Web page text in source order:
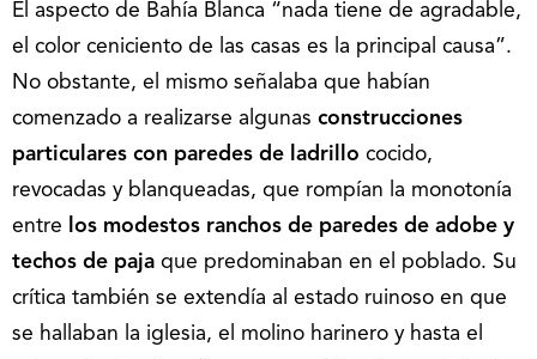
El aspecto de Bahía Blanca “nada tiene de agradable,
el color ceniciento de las casas es la principal causa”.
No obstante, el mismo señalaba que habían
comenzado a realizarse algunas construcciones
particulares con paredes de ladrillo cocido,
revocadas y blanqueadas, que rompían la monotonía
entre
los modestos ranchos de paredes de adobe y
techos de paja que predominaban en el poblado. Su
crítica también se extendía al estado ruinoso en que
se hallaban la iglesia, el molino harinero y hasta el